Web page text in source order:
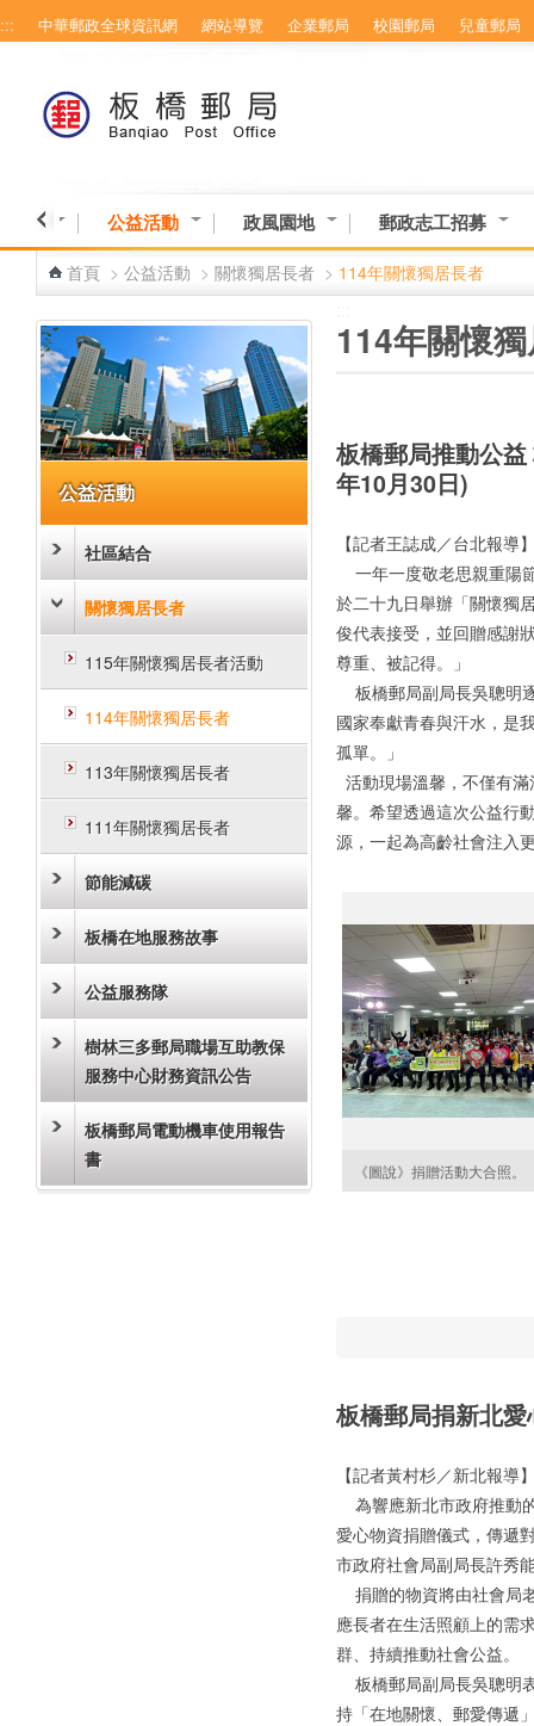
跳到主要內容區塊
::: 中華郵政全球資訊網 網站導覽 企業郵局 校園郵局 兒童郵局
交流 公益活動 政風園地 郵政志工招募
首頁 > 公益活動 > 關懷獨居長者 > 114年關懷獨居長者
公益活動
社區結合
關懷獨居長者
115年關懷獨居長者活動
114年關懷獨居長者
113年關懷獨居長者
111年關懷獨居長者
節能減碳
板橋在地服務故事
公益服務隊
樹林三多郵局職場互助教保
服務中心財務資訊公告
板橋郵局電動機車使用報告
書
114年關懷
板橋郵局推動公
年10月30日)
【記者王誌成／台北報導
一年一度敬老思親重陽
於二十九日舉辦「關懷獨
俊代表接受，並回贈感謝
尊重、被記得。」
板橋郵局副局長吳聰明
國家奉獻青春與汗水，是
孤單。」
活動現場溫馨，不僅有
馨。希望透過這次公益行
源，一起為高齡社會注入
《圖說》捐贈活動大合照。
板橋郵局捐新北
【記者黃村杉／新北報導
為響應新北市政府推動
愛心物資捐贈儀式，傳遞
市政府社會局副局長許秀
捐贈的物資將由社會局
應長者在生活照顧上的需
群、持續推動社會公益。
板橋郵局副局長吳聰明
持「在地關懷、郵愛傳遞